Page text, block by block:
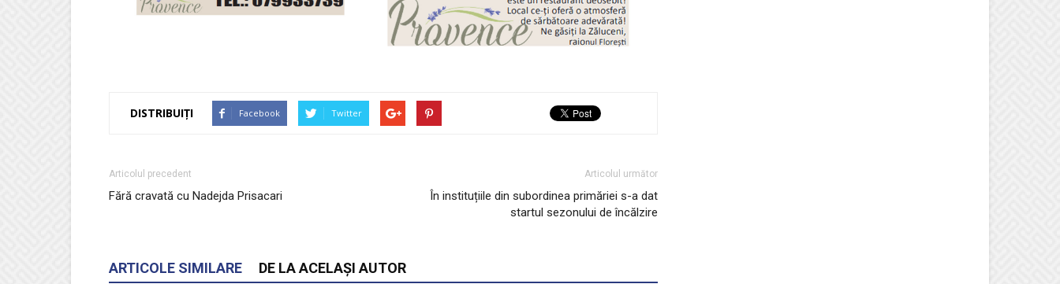
DISTRIBUIȚI Facebook Twitter
Articolul precedent
Fără cravată cu Nadejda Prisacari
Articolul următor
În instituțiile din subordinea primăriei s-a dat
startul sezonului de încălzire
ARTICOLE SIMILARE DE LA ACELAȘI AUTOR